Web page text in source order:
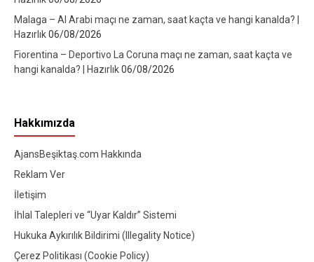
Malaga – Al Arabi maçı ne zaman, saat kaçta ve hangi kanalda? |
Hazırlık06/08/2026
Fiorentina – Deportivo La Coruna maçı ne zaman, saat kaçta ve
hangi kanalda? | Hazırlık06/08/2026
Hakkımızda
AjansBeşiktaş.com Hakkında
Reklam Ver
İletişim
İhlal Talepleri ve “Uyar Kaldır” Sistemi
Hukuka Aykırılık Bildirimi (Illegality Notice)
Çerez Politikası (Cookie Policy)